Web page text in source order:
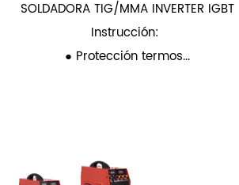
SOLDADORA TIG/MMA INVERTER IGBT
Instrucción:
● Protección termos...